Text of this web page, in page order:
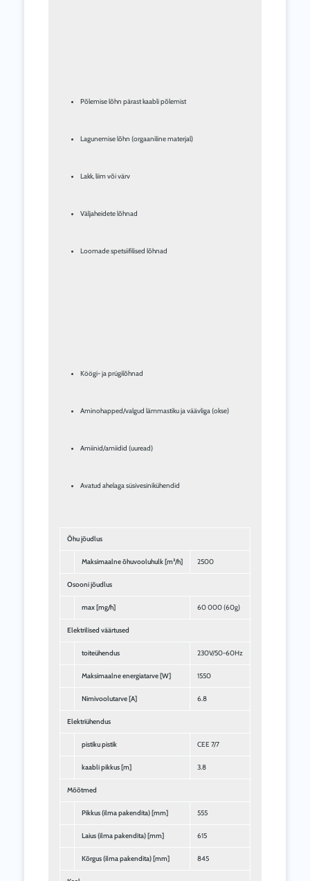
Põlemise lõhn pärast kaabli põlemist
Lagunemise lõhn (orgaaniline materjal)
Lakk, liim või värv
Väljaheidete lõhnad
Loomade spetsiifilised lõhnad
Köögi- ja prügilõhnad
Aminohapped/valgud lämmastiku ja väävliga (okse)
Amiinid/amiidid (uuread)
Avatud ahelaga süsivesinikühendid
Õhu jõudlus
Maksimaalne õhuvooluhulk [m³/h] 2500
Osooni jõudlus
max [mg/h] 60 000 (60g)
Elektrilised väärtused
toiteühendus 230V/50-60Hz
Maksimaalne energiatarve [W] 1550
Nimivoolutarve [A] 6.8
Elektriühendus
pistiku pistik CEE 7/7
kaabli pikkus [m] 3.8
Mõõtmed
Pikkus (ilma pakendita) [mm] 555
Laius (ilma pakendita) [mm] 615
Kõrgus (ilma pakendita) [mm] 845